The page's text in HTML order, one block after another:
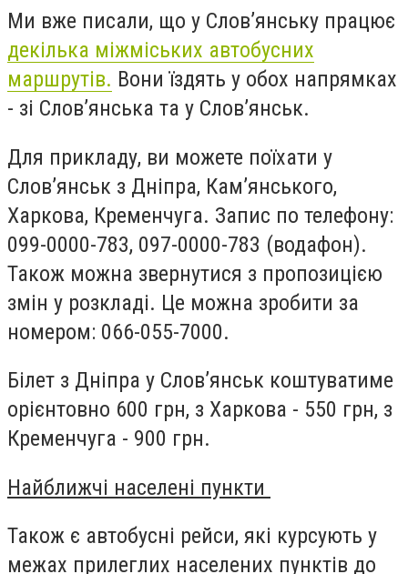
Ми вже писали, що у Слов’янську працює
декілька міжміських автобусних
маршрутів. Вони їздять у обох напрямках
- зі Слов’янська та у Слов’янськ.
Для прикладу, ви можете поїхати у
Слов’янськ з Дніпра, Кам’янського,
Харкова, Кременчуга. Запис по телефону:
099-0000-783, 097-0000-783 (водафон).
Також можна звернутися з пропозицією
змін у розкладі. Це можна зробити за
номером: 066-055-7000.
Білет з Дніпра у Слов’янськ коштуватиме
орієнтовно 600 грн, з Харкова - 550 грн, з
Кременчуга - 900 грн.
Найближчі населені пункти
Також є автобусні рейси, які курсують у
межах прилеглих населених пунктів до